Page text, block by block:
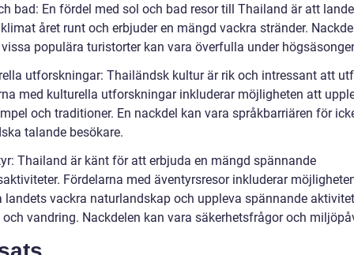
bad: En fördel med sol och bad resor till Thailand är att
året runt och erbjuder en mängd vackra stränder.
populära turistorter kan vara överfulla under
utforskningar: Thailändsk kultur är rik och intressant att
med kulturella utforskningar inkluderar möjligheten att
och traditioner. En nackdel kan vara språkbarriären för
talande besökare.
Thailand är känt för att erbjuda en mängd spännande
Fördelarna med äventyrsresor inkluderar
landets vackra naturlandskap och uppleva spännande
vandring. Nackdelen kan vara säkerhetsfrågor och